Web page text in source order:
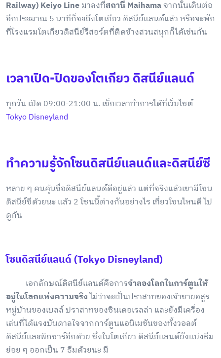
Railway) Keiyo Lineมาลงที่สถานี Maihamaจากนั้นเดินต่อ
อีกประมาณ 5 นาทีก็จะถึงโตเกียว ดิสนีย์แลนด์แล้ว หรือจะพัก
ที่โรงแรมโตเกียวดิสนีย์รีสอร์ตที่ติดข้างสวนสนุกก็ได้เช่นกัน
เวลาเปิด-ปิดของโตเกียว ดิสนีย์แลนด์
ทุกวัน เปิด 09:00-21:00 น. เช็กเวลาทำการได้ที่เว็บไซต์
Tokyo Disneyland
ทำความรู้จักโซนดิสนีย์แลนด์และดิสนีย์ซี
หลาย ๆ คนคุ้นชื่อดิสนีย์แลนด์ดีอยู่แล้ว แต่ที่จริงแล้วเขามีโซน
ดิสนีย์ซีด้วยนะ แล้ว 2 โซนนี้ต่างกันอย่างไร เที่ยวโซนไหนดี ไป
ดูกัน
โซนดิสนีย์แลนด์ (Tokyo Disneyland)
เอกลักษณ์ดิสนีย์แลนด์คือการจำลองโลกในการ์ตูนให้
อยู่ในโลกแห่งความจริงไม่ว่าจะเป็นปราสาทของเจ้าชายอสูร
หมู่บ้านของเบลล์ ปราสาทของซินเดอเรลล่า และยังมีเครื่อง
เล่นที่ได้แรงบันดาลใจจากการ์ตูนแอนิเมชันของทั้งวอลต์
ดิสนีย์และพิกซาร์อีกด้วย ซึ่งในโตเกียว ดิสนีย์แลนด์ยังแบ่งธีม
ย่อย ๆ ออกเป็น 7 ธีมด้วยนะ มี